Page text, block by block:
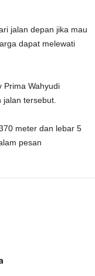
jalan depan jika mau
dapat melewati
Prima Wahyudi
tersebut.
meter dan lebar 5
pesan